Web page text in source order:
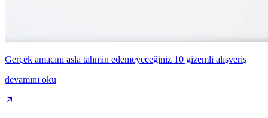
Gerçek amacını asla tahmin edemeyeceğiniz 10 gizemli alışveriş
devamını oku